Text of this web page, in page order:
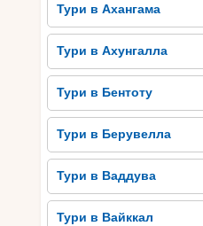
Тури в Ахангама
Тури в Ахунгалла
Тури в Бентоту
Тури в Берувелла
Тури в Ваддува
Тури в Вайккал